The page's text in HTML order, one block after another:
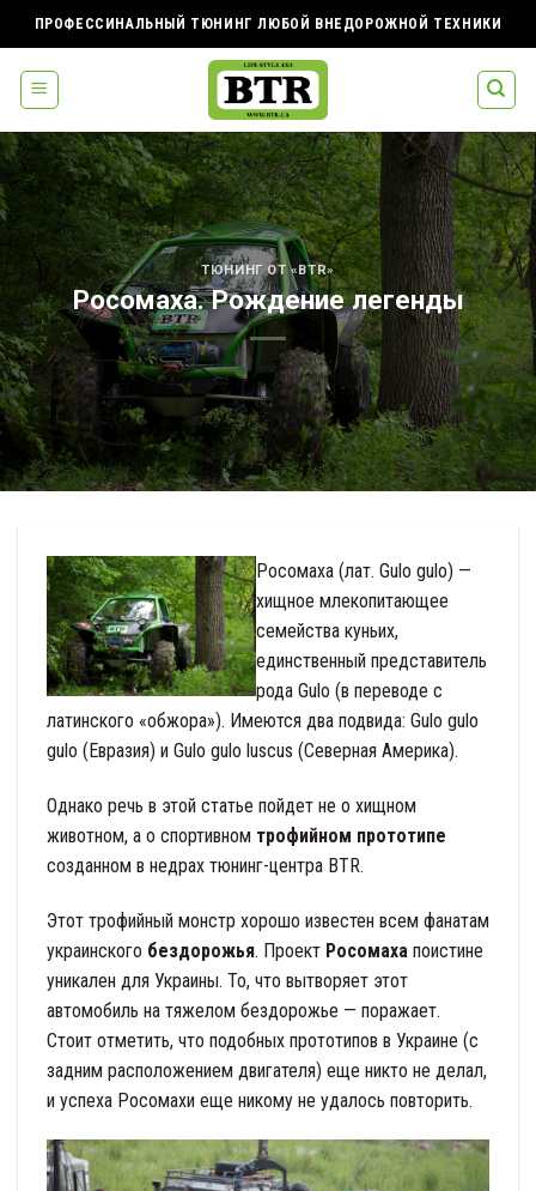
to
content
ПРОФЕССИНАЛЬНЫЙ ТЮНИНГ ЛЮБОЙ ВНЕДОРОЖНОЙ ТЕХНИКИ
ТЮНИНГ ОТ «BTR»
Росомаха. Рождение легенды
Росомаха (лат. Gulo gulo) —
хищное млекопитающее
семейства куньих,
единственный представитель
рода Gulo (в переводе с
латинского «обжора»). Имеются два подвида: Gulo gulo
gulo (Евразия) и Gulo gulo luscus (Северная Америка).
Однако речь в этой статье пойдет не о хищном
животном, а о спортивном трофийном прототипе
созданном в недрах тюнинг-центра BTR.
Этот трофийный монстр хорошо известен всем фанатам
украинского бездорожья. Проект Росомаха поистине
уникален для Украины. То, что вытворяет этот
автомобиль на тяжелом бездорожье — поражает.
Стоит отметить, что подобных прототипов в Украине (с
задним расположением двигателя) еще никто не делал,
и успеха Росомахи еще никому не удалось повторить.